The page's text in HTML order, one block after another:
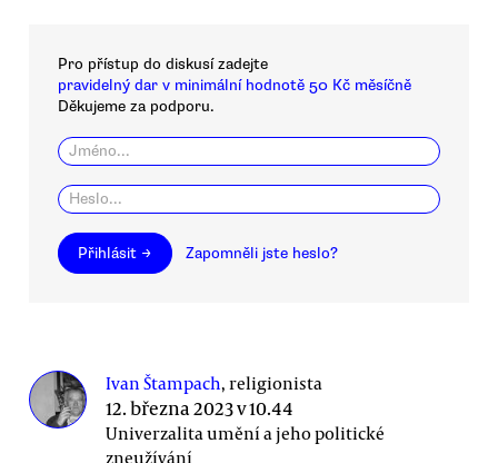
Pro přístup do diskusí zadejte
pravidelný dar v minimální hodnotě 50 Kč měsíčně
Děkujeme za podporu.
Přihlásit → Zapomněli jste heslo?
Ivan Štampach, religionista
12. března 2023 v 10.44
Univerzalita umění a jeho politické
zneužívání